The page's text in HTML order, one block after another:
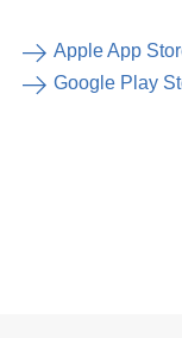
Apple App
Google Play